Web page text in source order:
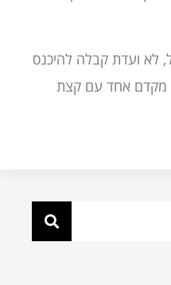
לא ועדת קבלה להיכנס
מקדם אחד עם קצת